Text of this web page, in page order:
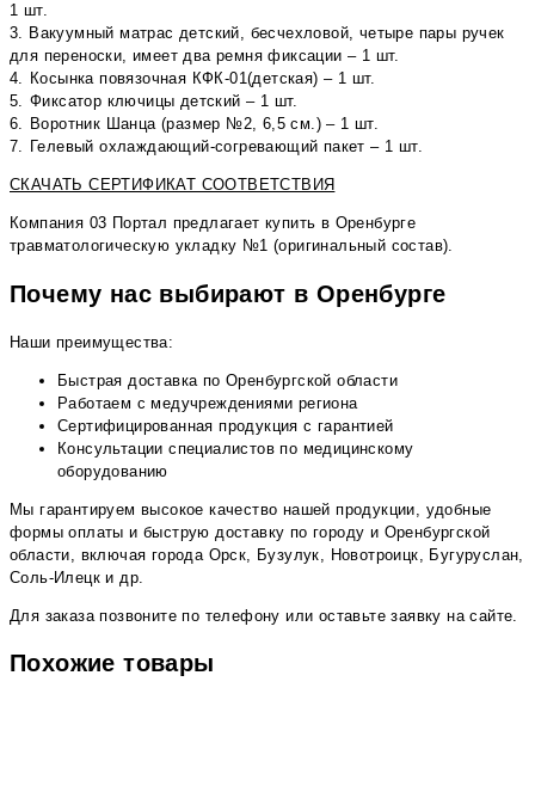
1 шт.
3. Вакуумный матрас детский, бесчехловой, четыре пары ручек
для переноски, имеет два ремня фиксации – 1 шт.
4.⁠ ⁠Косынка повязочная КФК-01(детская) – 1 шт.
5.⁠ ⁠Фиксатор ключицы детский – 1 шт.
6.⁠ ⁠Воротник Шанца (размер №2, 6,5 см.) – 1 шт.
7.⁠ ⁠Гелевый охлаждающий-согревающий пакет – 1 шт.
СКАЧАТЬ СЕРТИФИКАТ СООТВЕТСТВИЯ
Компания 03 Портал предлагает купить в Оренбурге
травматологическую укладку №1 (оригинальный состав).
Почему нас выбирают в Оренбурге
Наши преимущества:
Быстрая доставка по Оренбургской области
Работаем с медучреждениями региона
Сертифицированная продукция с гарантией
Консультации специалистов по медицинскому
оборудованию
Мы гарантируем высокое качество нашей продукции, удобные
формы оплаты и быструю доставку по городу и Оренбургской
области, включая города Орск, Бузулук, Новотроицк, Бугуруслан,
Соль-Илецк и др.
Для заказа позвоните по телефону или оставьте заявку на сайте.
Похожие товары